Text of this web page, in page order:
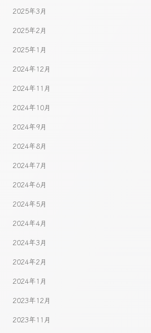
2025年3月
2025年2月
2025年1月
2024年12月
2024年11月
2024年10月
2024年9月
2024年8月
2024年7月
2024年6月
2024年5月
2024年4月
2024年3月
2024年2月
2024年1月
2023年12月
2023年11月